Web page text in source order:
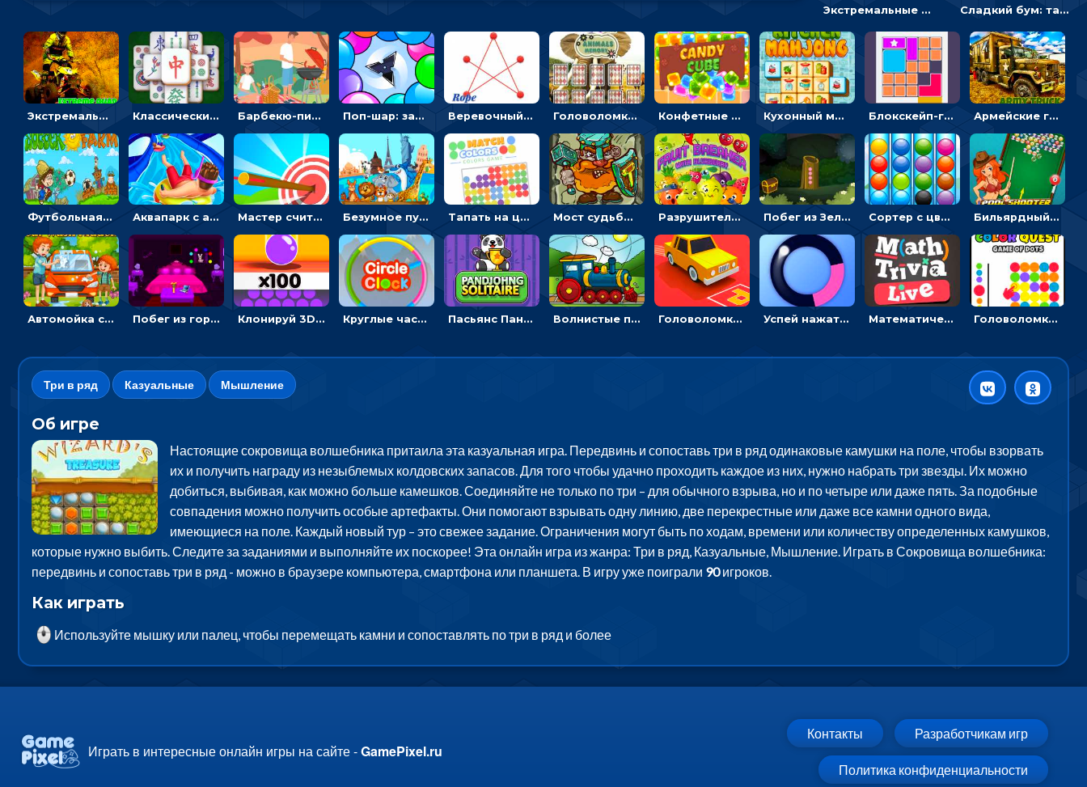
Экстремальные пазлы с квадроциклами: собирать крутые тачки Сладкий бум: тапнуть, чтобы взорвать желейки - головоломка
Экстремальные пазлы с квадроциклами: собирать крутые тачки Классический маджонг на время: находить пары одинаковых плиток, чтобы расчищать поле Барбекю-пикник: искать скрытые предметы на картинках - головоломка Поп-шар: запускать колючку, чтобы лопать воздушные шарики Веревочный мастер: двигай узелки и развязывай их Головоломка с животными: переворачивать карточки, чтобы находить пару Конфетные кубики: двигать сладости в сторону, чтобы стрелять по целям Кухонный маджонг: соединять пары посуды и расчищать поле Блокскейп-головоломка: двигать блоки, чтобы достать элемент со звездой Армейские грузовики в пазлах: собери военную машину
Футбольная ферма: бей по мячу, чтобы забивать в ворота и ловить звезды Аквапарк с акулами: жми, чтобы лететь к финишу по волнам Мастер считать стрелы: увеличивать запас, чтобы поразить больше целей Безумное путешествие друзей по миру: собирать пазлы из фото с животными Тапать на цветные точки, чтобы взрывать одинаковые - три в ряд Мост судьбы: прыгать по платформам и бить молотом орков Разрушитель фруктов: стрелять ягодами по ананасам Побег из Зеленого парка: решай ребусы, чтобы выбраться на свободу Сортер с цветными шариками: размещать в колбах по цвету Бильярдный пул: стрелять шариками, чтобы взрывать одинаковые
Автомойка со скрытыми звездами: ищи на время Побег из горной деревни: решай головоломки, чтобы открыть ворота Клонируй 3D шарики и сливай их в воронку Круглые часы: ловить цветную стрелку в одинаковом участке циферблата Пасьянс Панджонг: собирать карты по порядку, чтобы очистить поле Волнистые пазлы с транспортом: собирай картинку из частей Головоломка Парк-стоянка: рисовать линии, чтобы парковать машины Успей нажать: кликай, чтобы попасть в цветной сектор круга Математическая викторина мультиплеер: решать примеры на время Головоломка Цветной квест: тапай по цветным точкам и перекрашивай поле
Три в ряд Казуальные Мышление
Об игре
Настоящие сокровища волшебника притаила эта казуальная игра. Передвинь и сопоставь три в ряд одинаковые камушки на поле, чтобы взорвать
их и получить награду из незыблемых колдовских запасов. Для того чтобы удачно проходить каждое из них, нужно набрать три звезды. Их можно
добиться, выбивая, как можно больше камешков. Соединяйте не только по три – для обычного взрыва, но и по четыре или даже пять. За подобные
совпадения можно получить особые артефакты. Они помогают взрывать одну линию, две перекрестные или даже все камни одного вида,
имеющиеся на поле. Каждый новый тур – это свежее задание. Ограничения могут быть по ходам, времени или количеству определенных камушков,
которые нужно выбить. Следите за заданиями и выполняйте их поскорее! Эта онлайн игра из жанра: Три в ряд, Казуальные, Мышление. Играть в Сокровища волшебника:
передвинь и сопоставь три в ряд - можно в браузере компьютера, смартфона или планшета. В игру уже поиграли 90игроков.
Как играть
Используйте мышку или палец, чтобы перемещать камни и сопоставлять по три в ряд и более
Играть в интересные онлайн игры на сайте -GamePixel.ru
Контакты Разработчикам игр
Политика конфиденциальности